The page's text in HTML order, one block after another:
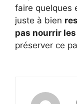
faire quelques
juste à bien
pas nourrir
préserver ce